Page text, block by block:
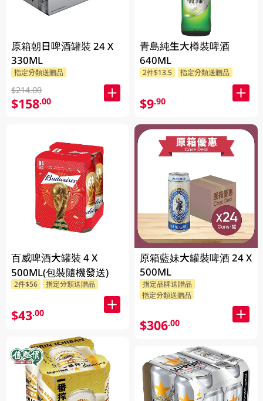
原箱朝日啤酒罐裝 24 X
330ML
指定分類送贈品
$214.00
$158.00
百威啤酒大罐裝 4 X
500ML(包裝隨機發送)
2件$56 指定分類送贈品
$43.00
青島純生大樽裝啤酒
640ML
2件$13.5 指定分類送贈品
$9.90
原箱藍妹大罐裝啤酒 24 X
500ML
指定品牌送贈品
指定分類送贈品
$306.00